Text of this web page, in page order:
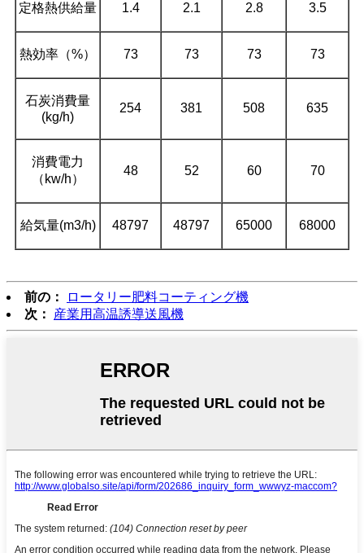
定格熱供給量 1.4 2.1 2.8 3.5
熱効率（%） 73 73 73 73
石炭消費量
(kg/h)
254 381 508 635
消費電力
（kw/h）
48 52 60 70
給気量(m3/h) 48797 48797 65000 68000
前の：
ロータリー肥料コーティング機
次：
産業用高温誘導送風機